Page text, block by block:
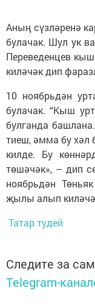
Аның сүзләренә
булачак. Шул ук
Переведенцев
киләчәк дип
10 ноябрьдән
булачак. “Кыш
булганда
тиеш, әмма бу хәл
килде. Бу
төшәчәк», – дип
ноябрьдән
җылы алып
Татар тудей
Следите за
Telegram-